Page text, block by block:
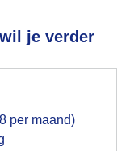
je verder
per maand)
voor het